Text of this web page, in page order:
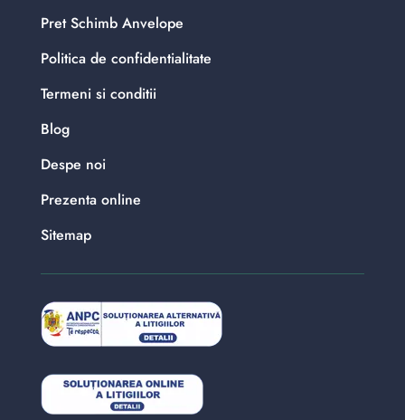
Pret Schimb Anvelope
Politica de confidentialitate
Termeni si conditii
Blog
Despe noi
Prezenta online
Sitemap